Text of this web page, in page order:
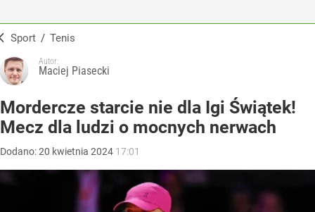
Sport / Tenis
Autor:
Maciej Piasecki
Mordercze starcie nie dla Igi Świątek!
Mecz dla ludzi o mocnych nerwach
Dodano:20 kwietnia 2024 17:01